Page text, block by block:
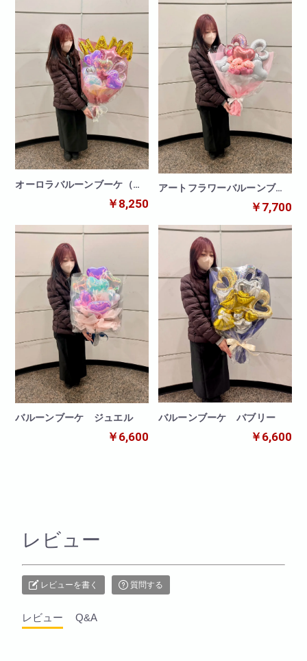
オーロラバルーンブーケ（文
￥8,250
アートフラワーバルーンブー
￥7,700
バルーンブーケ ジュエル
￥6,600
バルーンブーケ バブリー
￥6,600
レビュー
レビューを書く 質問する
レビュー Q&A